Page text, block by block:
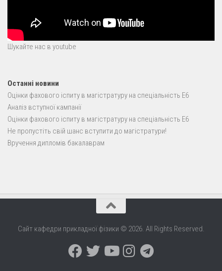
Шукайте нас в youtube
Останні новини
Оцінки фахового іспиту в магістратуру на спеціальність E6
Аналіз вступної кампанії
Оцінки фахового іспиту в магістратуру на спеціальність E6
Не пропустіть свій шанс вступити до магістратури!
Вручення дипломів бакалаврам
Сайт кафедри прикладної фізики © 2026. All Rights Reserved.